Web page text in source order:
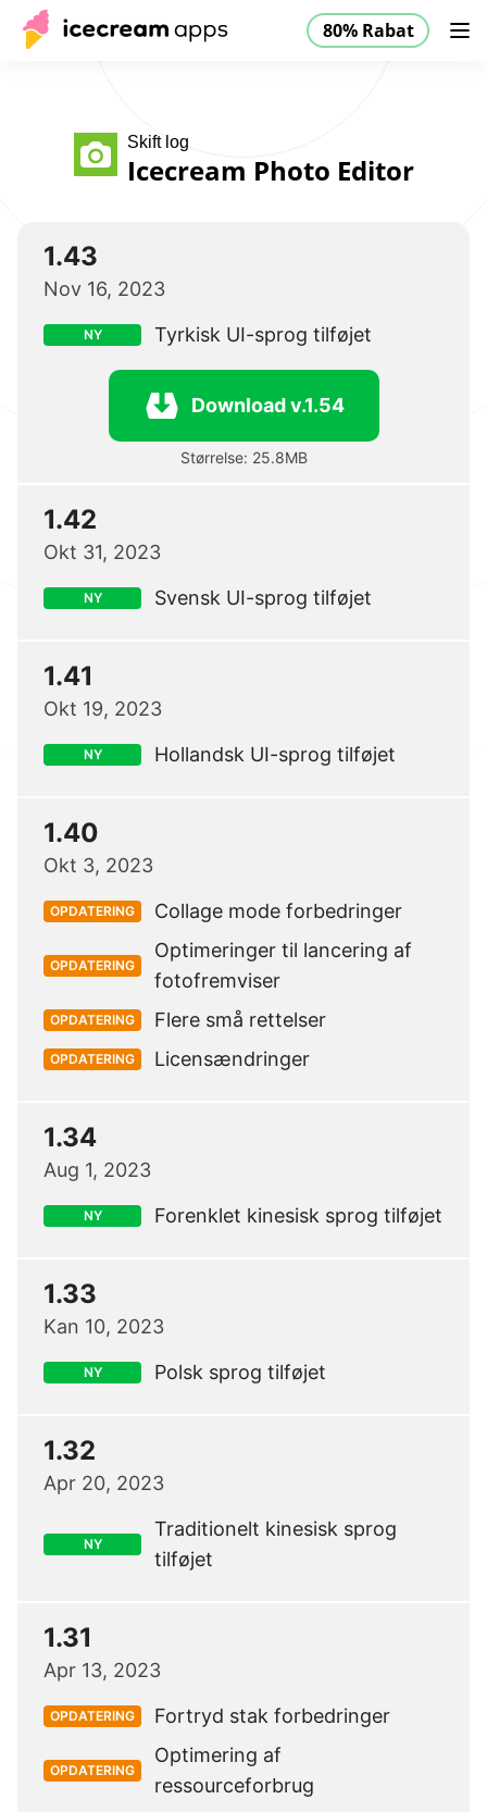
80% Rabat
Produkter Kundeservice 80% Rabat DK
Skift log
Icecream Photo Editor
1.43
Nov 16, 2023
NY Tyrkisk UI-sprog tilføjet
Download v.1.54
Størrelse: 25.8MB
1.42
Okt 31, 2023
NY Svensk UI-sprog tilføjet
1.41
Okt 19, 2023
NY Hollandsk UI-sprog tilføjet
1.40
Okt 3, 2023
OPDATERING Collage mode forbedringer
OPDATERING
Optimeringer til lancering af
fotofremviser
OPDATERING Flere små rettelser
OPDATERING Licensændringer
1.34
Aug 1, 2023
NY Forenklet kinesisk sprog tilføjet
1.33
Kan 10, 2023
NY Polsk sprog tilføjet
1.32
Apr 20, 2023
NY
Traditionelt kinesisk sprog
tilføjet
1.31
Apr 13, 2023
OPDATERING Fortryd stak forbedringer
OPDATERING
Optimering af
ressourceforbrug